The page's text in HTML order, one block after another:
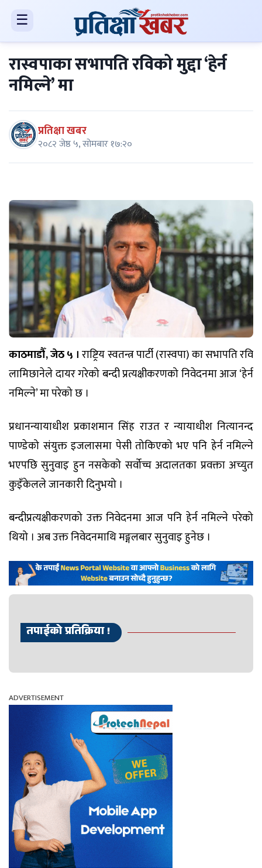
☰
रास्वपाका सभापति रविको मुद्दा ‘हेर्न
नमिल्ने’ मा
प्रतिक्षा खबर
२०८२ जेष्ठ ५, सोमबार १७:२०
काठमाडौँ, जेठ ५ ।राष्ट्रिय स्वतन्त्र पार्टी (रास्वपा) का सभापति रवि
लामिछानेले दायर गरेको बन्दी प्रत्यक्षीकरणको निवेदनमा आज ‘हेर्न
नमिल्ने’ मा परेको छ ।
प्रधानन्यायाधीश प्रकाशमान सिंह राउत र न्यायाधीश नित्यानन्द
पाण्डेको संयुक्त इजलासमा पेसी तोकिएको भए पनि हेर्न नमिल्ने
भएपछि सुनुवाइ हुन नसकेको सर्वोच्च अदालतका प्रवक्ता अच्युत
कुइँकेलले जानकारी दिनुभयो ।
बन्दीप्रत्यक्षीकरणको उक्त निवेदनमा आज पनि हेर्न नमिल्ने परेको
थियो । अब उक्त निवेदनमाथि मङ्गलबार सुनुवाइ हुनेछ ।
तपाईको प्रतिक्रिया !
ADVERTISEMENT